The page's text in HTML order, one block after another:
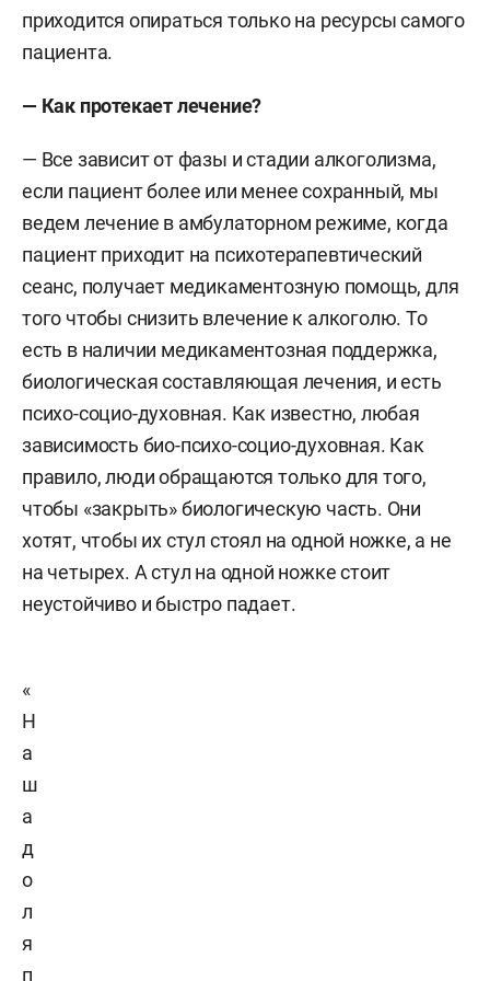
приходится опираться только на ресурсы самого
пациента.
— Как протекает лечение?
— Все зависит от фазы и стадии алкоголизма,
если пациент более или менее сохранный, мы
ведем лечение в амбулаторном режиме, когда
пациент приходит на психотерапевтический
сеанс, получает медикаментозную помощь, для
того чтобы снизить влечение к алкоголю. То
есть в наличии медикаментозная поддержка,
биологическая составляющая лечения, и есть
психо-социо-духовная. Как известно, любая
зависимость био-психо-социо-духовная. Как
правило, люди обращаются только для того,
чтобы «закрыть» биологическую часть. Они
хотят, чтобы их стул стоял на одной ножке, а не
на четырех. А стул на одной ножке стоит
неустойчиво и быстро падает.
«
Н
а
ш
а
д
о
л
я
п